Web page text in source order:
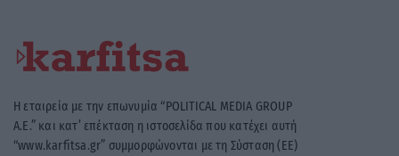
Η εταιρεία με την επωνυμία “POLITICAL MEDIA GROUP
A.E.” και κατ’ επέκταση η ιστοσελίδα που κατέχει αυτή
“www.karfitsa.gr” συμμορφώνονται με τη Σύσταση (ΕΕ)